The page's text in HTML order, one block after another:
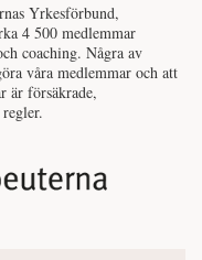
Yrkesförbund,
4 500 medlemmar
coaching. Några av
våra medlemmar och att
är försäkrade,